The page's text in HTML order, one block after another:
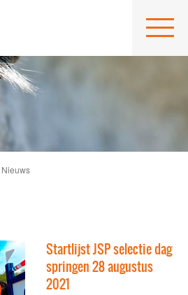
Nieuws
Startlijst JSP selectie dag
springen 28 augustus
2021